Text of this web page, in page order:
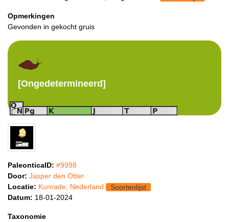
Opmerkingen
Gevonden in gekocht gruis
[Ongedetermineerd]
PaleonticaID: #9998
Door: Jasper den Otter
Locatie: Kunrade, Nederland
Soortenlijst
Datum: 18-01-2024
Taxonomie